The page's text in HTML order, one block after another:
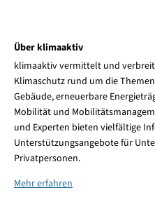
Über klimaaktiv
klimaaktiv vermittelt und
Klimaschutz rund um die
Gebäude, erneuerbare
Mobilität und
und Experten bieten vielfältige
Unterstützungsangebote für
Privatpersonen.
Mehr erfahren